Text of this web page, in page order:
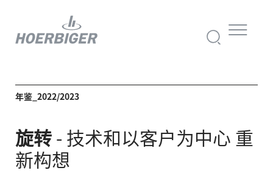
年鉴_2022/2023
旋转- 技术和以客户为中心 重
新构想